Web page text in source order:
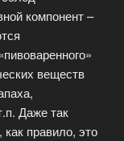
компонент –
веществ
Даже так
правило, это